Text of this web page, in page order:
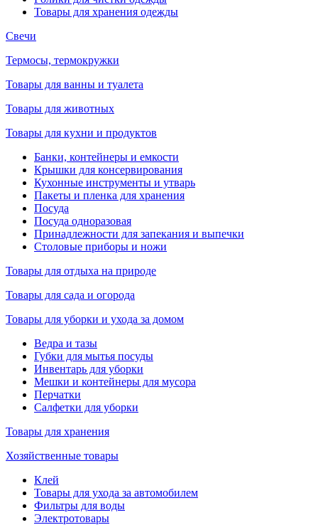
Товары для хранения одежды
Свечи
Термосы, термокружки
Товары для ванны и туалета
Товары для животных
Товары для кухни и продуктов
Банки, контейнеры и емкости
Крышки для консервирования
Кухонные инструменты и утварь
Пакеты и пленка для хранения
Посуда
Посуда одноразовая
Принадлежности для запекания и выпечки
Столовые приборы и ножи
Товары для отдыха на природе
Товары для сада и огорода
Товары для уборки и ухода за домом
Ведра и тазы
Губки для мытья посуды
Инвентарь для уборки
Мешки и контейнеры для мусора
Перчатки
Салфетки для уборки
Товары для хранения
Хозяйственные товары
Клей
Товары для ухода за автомобилем
Фильтры для воды
Электротовары